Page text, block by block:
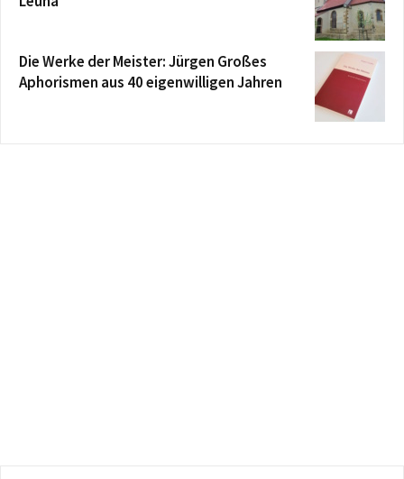
Die Werke der Meister: Jürgen Großes
Aphorismen aus 40 eigenwilligen Jahren